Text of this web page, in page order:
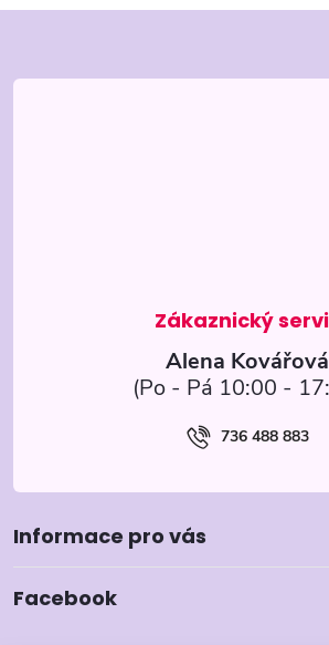
á
Alena Kovářová
736 488 883
Informace pro vás
Facebook